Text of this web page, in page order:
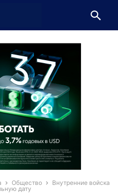
Общество
Внутренние войска
дату